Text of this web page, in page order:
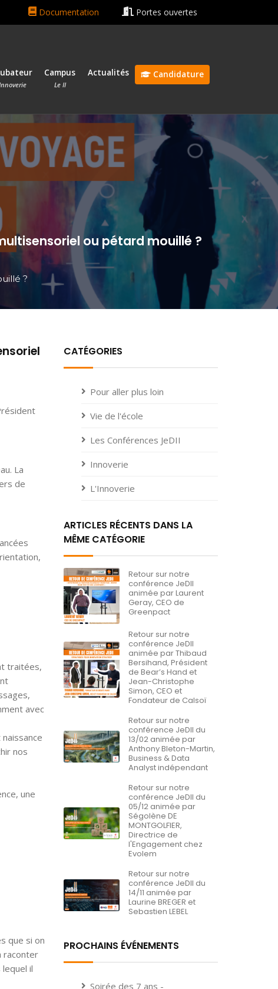
rentrée le 13 octobre 2026 🎓 Bonnes vacances ☀️😎
Documentation Portes ouvertes
Campus
Le II
Actualités Candidature
ou pétard mouillé ?
?
La
de
traitées,
avec
nos
une
que si on
raconter
il
CATÉGORIES
Pour aller plus loin
Vie de l'école
Les Conférences JeDII
Innoverie
L'Innoverie
ARTICLES RÉCENTS DANS LA
MÊME CATÉGORIE
Retour sur notre
conférence JeDII
animée par Laurent
Geray, CEO de
Greenpact
Retour sur notre
conférence JeDII
animée par Thibaud
Bersihand, Président
de Bear’s Hand et
Jean-Christophe
Simon, CEO et
Fondateur de Calsoï
Retour sur notre
conférence JeDII du
13/02 animée par
Anthony Bleton-Martin,
Business & Data
Analyst indépendant
Retour sur notre
conférence JeDII du
05/12 animée par
Ségolène DE
MONTGOLFIER,
Directrice de
l'Engagement chez
Evolem
Retour sur notre
conférence JeDII du
14/11 animée par
Laurine BREGER et
Sebastien LEBEL
PROCHAINS ÉVÉNEMENTS
Soirée des 7 ans -